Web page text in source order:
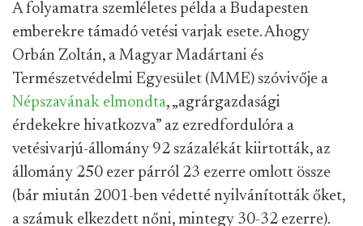
A folyamatra szemléletes példa a Budapesten
emberekre támadó vetési varjak esete. Ahogy
Orbán Zoltán, a Magyar Madártani és
Természetvédelmi Egyesület (MME) szóvivője a
Népszavának elmondta, „agrárgazdasági
érdekekre hivatkozva” az ezredfordulóra a
vetésivarjú-állomány 92 százalékát kiirtották, az
állomány 250 ezer párról 23 ezerre omlott össze
(bár miután 2001-ben védetté nyilvánították őket,
a számuk elkezdett nőni, mintegy 30-32 ezerre).